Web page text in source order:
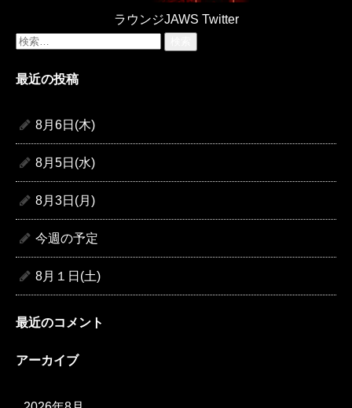
ラウンジJAWS Twitter
検
最近の投稿
8月6日(木)
8月5日(水)
8月3日(月)
今週の予定
8月１日(土)
最近のコメント
アーカイブ